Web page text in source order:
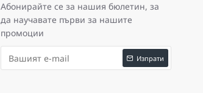
Абонирайте се за нашия бюлетин, за
да научавате първи за нашите
промоции
Изпрати